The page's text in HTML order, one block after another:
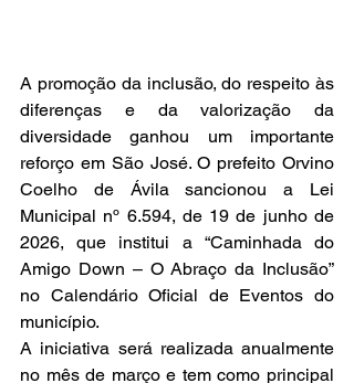
A promoção da inclusão, do respeito às
diferenças e da valorização da
diversidade ganhou um importante
reforço em São José. O prefeito Orvino
Coelho de Ávila sancionou a Lei
Municipal nº 6.594, de 19 de junho de
2026, que institui a “Caminhada do
Amigo Down – O Abraço da Inclusão”
no Calendário Oficial de Eventos do
município.
A iniciativa será realizada anualmente
no mês de março e tem como principal